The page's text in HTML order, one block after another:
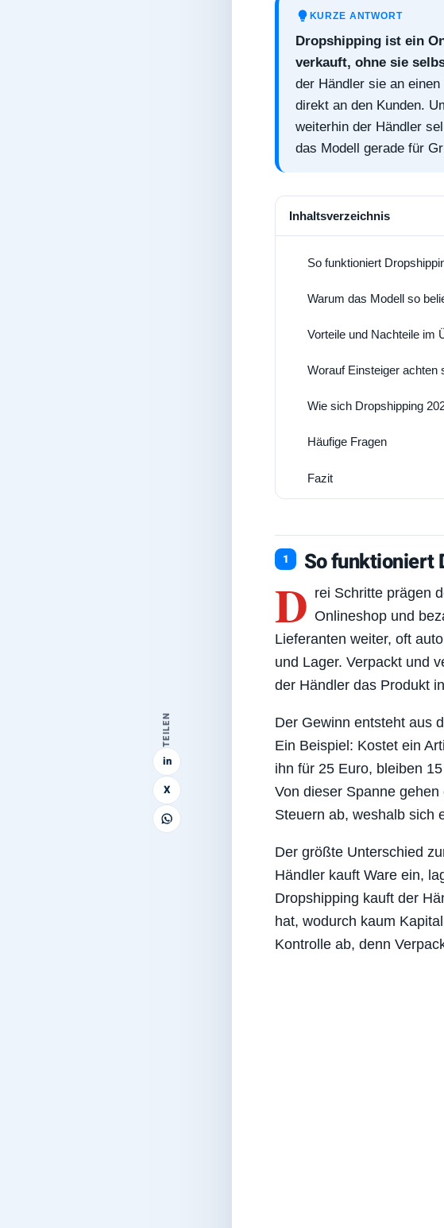
TEILEN
in
X
KURZE ANTWORT
Dropshipping ist ein
verkauft, ohne sie
der Händler sie an
direkt an den Kunden.
weiterhin der Händler
das Modell gerade für
Inhaltsverzeichnis
So funktioniert
Warum das Modell so
Vorteile und Nachteile im
Worauf Einsteiger achten
Wie sich Dropshipping
Häufige Fragen
Fazit
So funktioniert
D rei Schritte prägen
Onlineshop und
Lieferanten weiter, oft
und Lager. Verpackt und
der Händler das Produkt
Der Gewinn entsteht aus
Ein Beispiel: Kostet ein
ihn für 25 Euro, bleiben
Von dieser Spanne
Steuern ab, weshalb sich
Der größte Unterschied
Händler kauft Ware ein,
Dropshipping kauft der
hat, wodurch kaum
Kontrolle ab, denn